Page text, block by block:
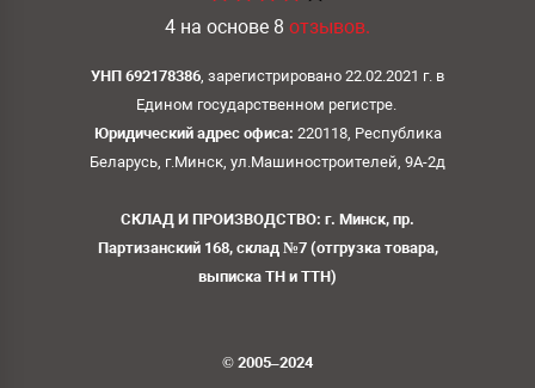
4 на основе 8 отзывов.
УНП 692178386 , зарегистрировано 22.02.2021 г. в
Едином государственном регистре.
Юридический адрес офиса: 220118, Республика
Беларусь, г.Минск, ул.Машиностроителей, 9А-2д
СКЛАД И ПРОИЗВОДСТВО: г. Минск, пр.
Партизанский 168, склад №7 (отгрузка товара,
выписка ТН и ТТН)
© 2005–2024